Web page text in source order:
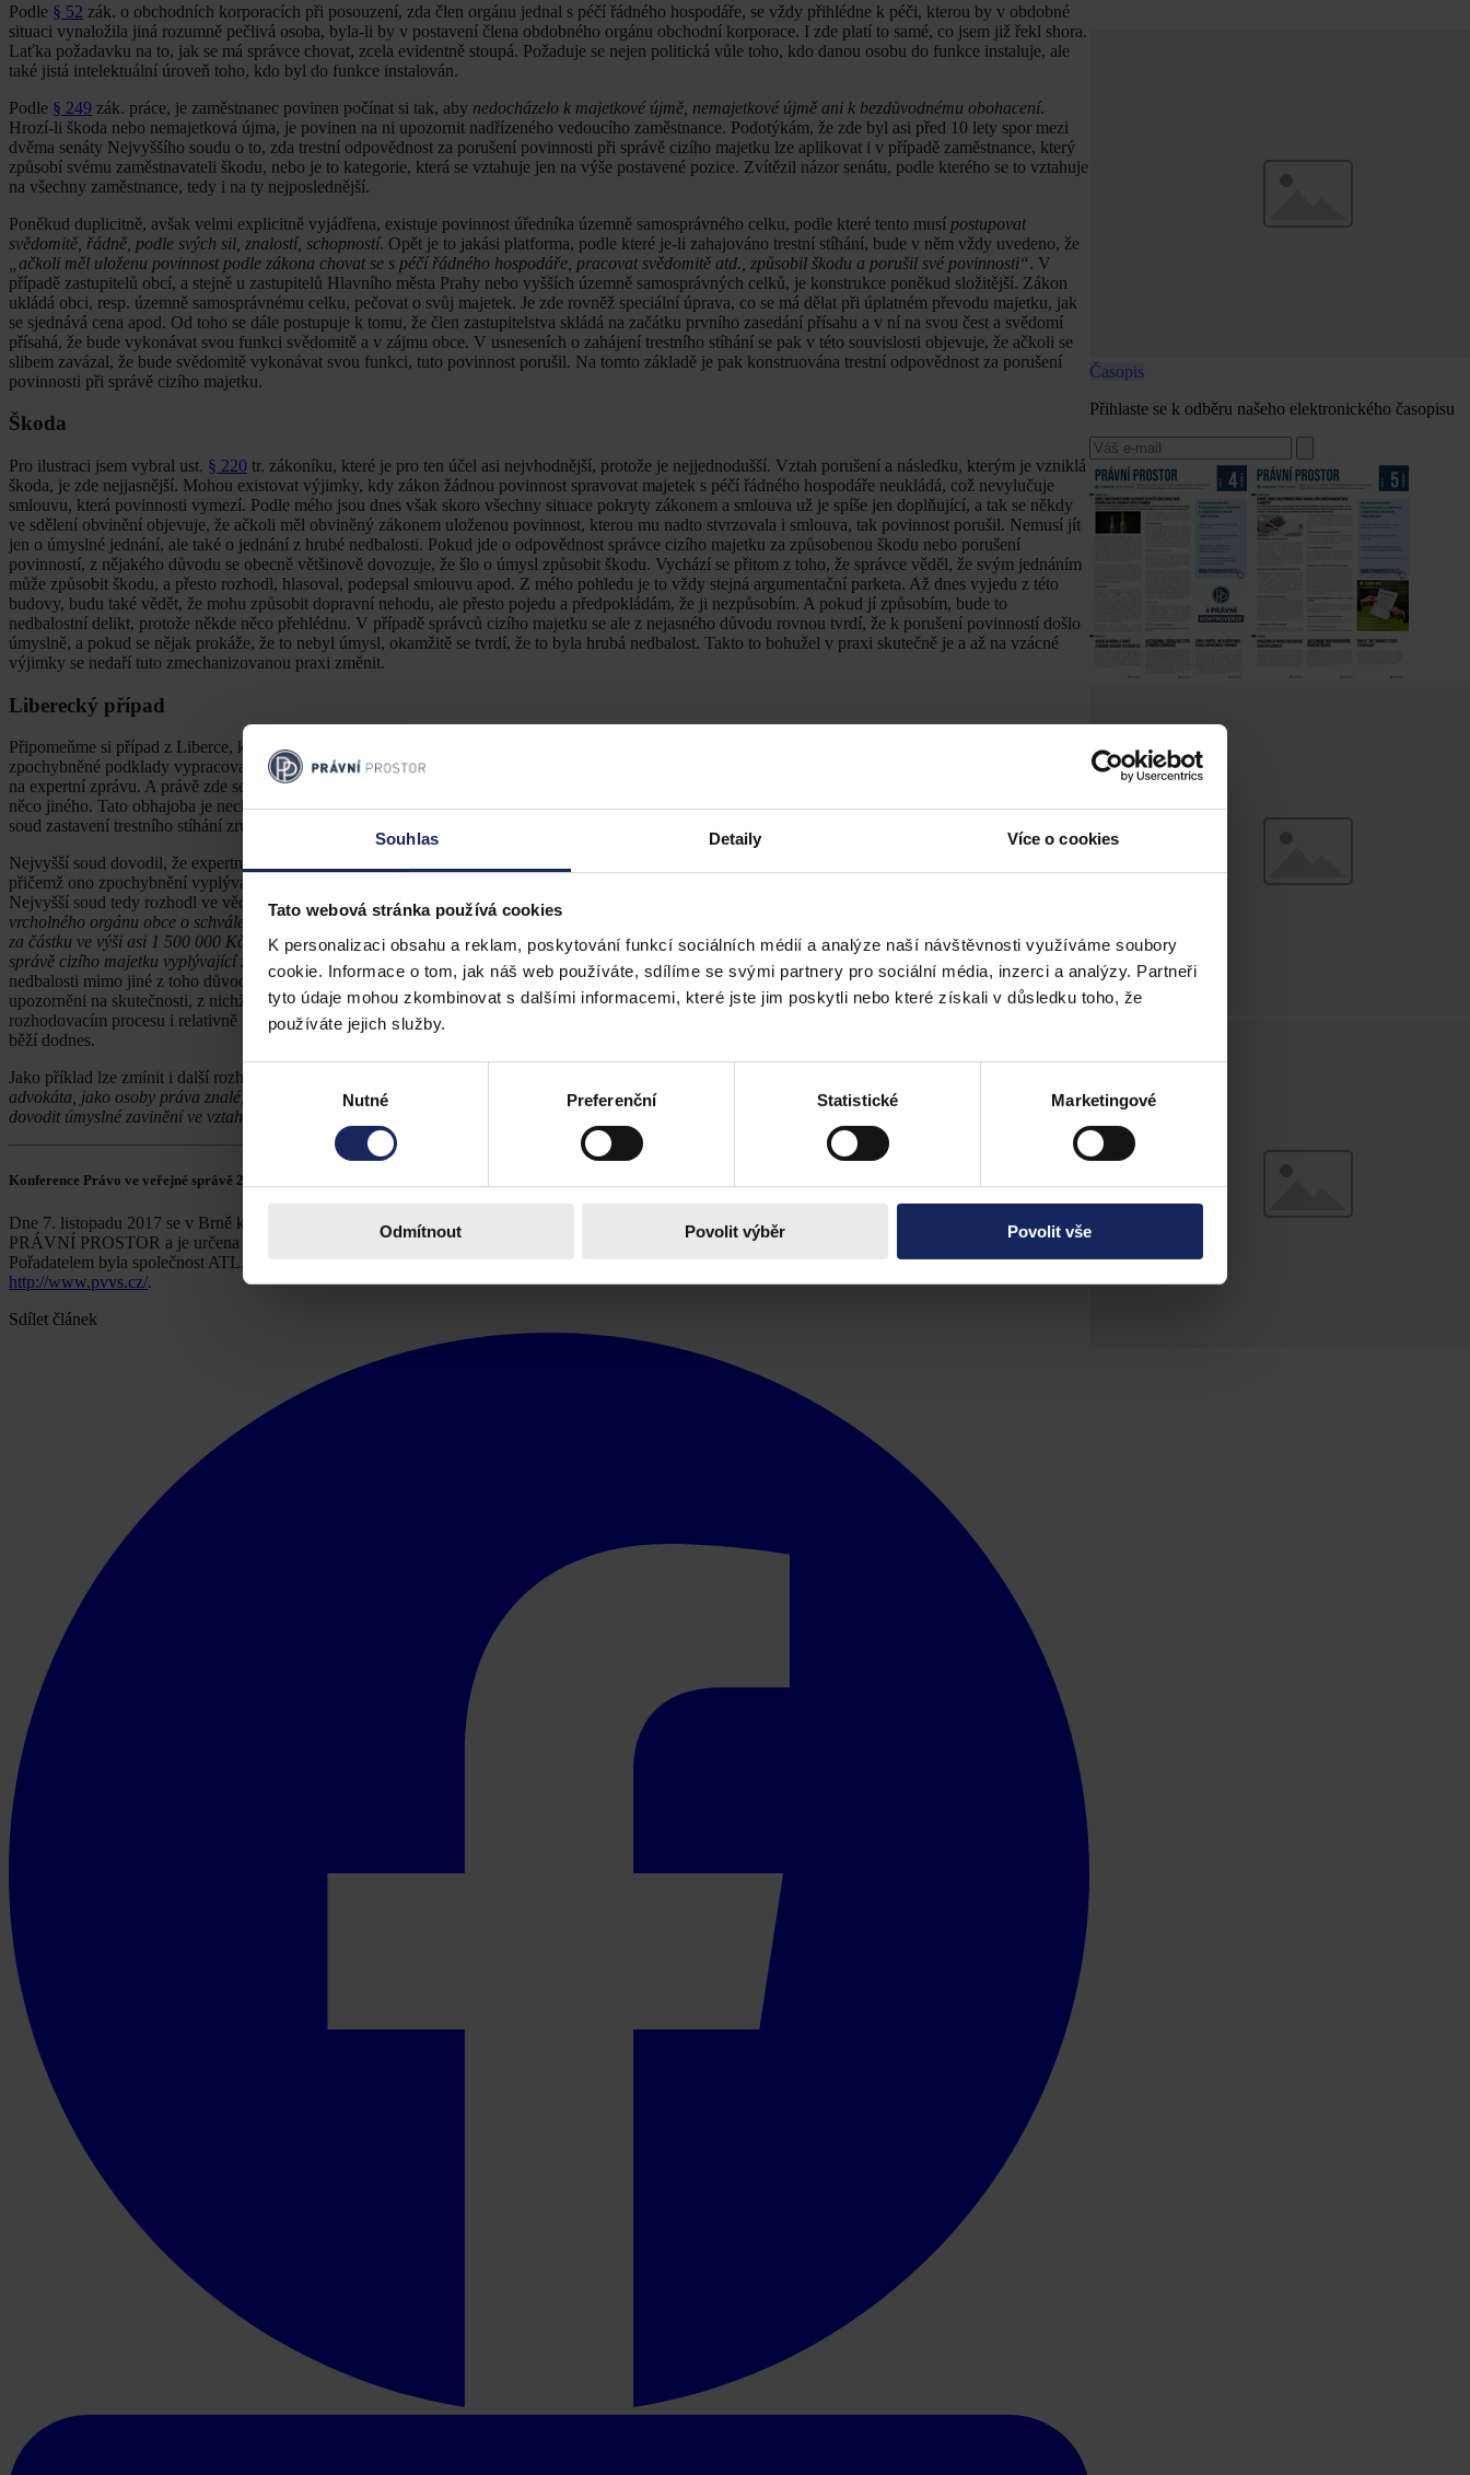
Souhlas Detaily Více o cookies
Tato webová stránka používá cookies
K personalizaci obsahu a reklam, poskytování funkcí sociálních médií a analýze naší návštěvnosti využíváme soubory
cookie. Informace o tom, jak náš web používáte, sdílíme se svými partnery pro sociální média, inzerci a analýzy. Partneři
tyto údaje mohou zkombinovat s dalšími informacemi, které jste jim poskytli nebo které získali v důsledku toho, že
používáte jejich služby.
Výběr
souhlasu
Nutné Preferenční Statistické Marketingové
Odmítnout Povolit výběr Povolit vše
Podle § 52 zák. o obchodních korporacích při posouzení, zda člen orgánu jednal s péčí řádného hospodáře, se vždy přihlédne k péči, kterou by v obdobné
situaci vynaložila jiná rozumně pečlivá osoba, byla-li by v postavení člena obdobného orgánu obchodní korporace. I zde platí to samé, co jsem již řekl shora.
Laťka požadavku na to, jak se má správce chovat, zcela evidentně stoupá. Požaduje se nejen politická vůle toho, kdo danou osobu do funkce instaluje, ale
také jistá intelektuální úroveň toho, kdo byl do funkce instalován.
Podle § 249 zák. práce, je zaměstnanec povinen počínat si tak, aby nedocházelo k majetkové újmě, nemajetkové újmě ani k bezdůvodnému obohacení.
Hrozí-li škoda nebo nemajetková újma, je povinen na ni upozornit nadřízeného vedoucího zaměstnance. Podotýkám, že zde byl asi před 10 lety spor mezi
dvěma senáty Nejvyššího soudu o to, zda trestní odpovědnost za porušení povinnosti při správě cizího majetku lze aplikovat i v případě zaměstnance, který
způsobí svému zaměstnavateli škodu, nebo je to kategorie, která se vztahuje jen na výše postavené pozice. Zvítězil názor senátu, podle kterého se to vztahuje
na všechny zaměstnance, tedy i na ty nejposlednější.
Poněkud duplicitně, avšak velmi explicitně vyjádřena, existuje povinnost úředníka územně samosprávného celku, podle které tento musí postupovat
svědomitě, řádně, podle svých sil, znalostí, schopností. Opět je to jakási platforma, podle které je-li zahajováno trestní stíhání, bude v něm vždy uvedeno, že
„ačkoli měl uloženu povinnost podle zákona chovat se s péčí řádného hospodáře, pracovat svědomitě atd., způsobil škodu a porušil své povinnosti“. V
případě zastupitelů obcí, a stejně u zastupitelů Hlavního města Prahy nebo vyšších územně samosprávných celků, je konstrukce poněkud složitější. Zákon
ukládá obci, resp. územně samosprávnému celku, pečovat o svůj majetek. Je zde rovněž speciální úprava, co se má dělat při úplatném převodu majetku, jak
se sjednává cena apod. Od toho se dále postupuje k tomu, že člen zastupitelstva skládá na začátku prvního zasedání přísahu a v ní na svou čest a svědomí
přísahá, že bude vykonávat svou funkci svědomitě a v zájmu obce. V usneseních o zahájení trestního stíhání se pak v této souvislosti objevuje, že ačkoli se
slibem zavázal, že bude svědomitě vykonávat svou funkci, tuto povinnost porušil. Na tomto základě je pak konstruována trestní odpovědnost za porušení
povinnosti při správě cizího majetku.
Škoda
Pro ilustraci jsem vybral ust. § 220 tr. zákoníku, které je pro ten účel asi nejvhodnější, protože je nejjednodušší. Vztah porušení a následku, kterým je vzniklá
škoda, je zde nejjasnější. Mohou existovat výjimky, kdy zákon žádnou povinnost spravovat majetek s péčí řádného hospodáře neukládá, což nevylučuje
smlouvu, která povinnosti vymezí. Podle mého jsou dnes však skoro všechny situace pokryty zákonem a smlouva už je spíše jen doplňující, a tak se někdy
ve sdělení obvinění objevuje, že ačkoli měl obviněný zákonem uloženou povinnost, kterou mu nadto stvrzovala i smlouva, tak povinnost porušil. Nemusí jít
jen o úmyslné jednání, ale také o jednání z hrubé nedbalosti. Pokud jde o odpovědnost správce cizího majetku za způsobenou škodu nebo porušení
povinností, z nějakého důvodu se obecně většinově dovozuje, že šlo o úmysl způsobit škodu. Vychází se přitom z toho, že správce věděl, že svým jednáním
může způsobit škodu, a přesto rozhodl, hlasoval, podepsal smlouvu apod. Z mého pohledu je to vždy stejná argumentační parketa. Až dnes vyjedu z této
budovy, budu také vědět, že mohu způsobit dopravní nehodu, ale přesto pojedu a předpokládám, že ji nezpůsobím. A pokud jí způsobím, bude to
nedbalostní delikt, protože někde něco přehlédnu. V případě správců cizího majetku se ale z nejasného důvodu rovnou tvrdí, že k porušení povinností došlo
úmyslně, a pokud se nějak prokáže, že to nebyl úmysl, okamžitě se tvrdí, že to byla hrubá nedbalost. Takto to bohužel v praxi skutečně je a až na vzácné
výjimky se nedaří tuto zmechanizovanou praxi změnit.
Liberecký případ
Připomeňme si případ z Liberce, který se táhne už řadu let, kdy zastupitelné nešťastně odhlasovali prodej obecního majetku, spolehli se přitom na
zpochybněné podklady vypracované magistrátem Města Liberec, Odborem rozvojových projektů, který běžně takové převody připravoval, tedy spolehli se
na expertní zprávu. A právě zde se jeden zastupitel odvolával na to, že je lékař, ceny nemovitostí nezná, druhý zase, že je silnoproudový inženýr, další zase
něco jiného. Tato obhajoba je nechránila před trestním stíháním. Nicméně posléze bylo trestní stíhání zastaveno, k dovolání státního zástupce pak Nejvyšší
soud zastavení trestního stíhání zrušil.
Nejvyšší soud dovodil, že expertní stanovisko nebylo úplné, což si zastupitelé měli uvědomit, neměli se spolehnout na takto zpochybněné stanovisko,
přičemž ono zpochybnění vyplývalo z toho, že jeden ze zastupitelů, který byl notoricky známý svým nesouhlasem se vším, řekl, že se mu cena zdá nízká.
Nejvyšší soud tedy rozhodl ve věci
sp. zn. 5 Tdo 827/2012tak, že:„Jestliže obvinění jako členové zastupitelstva obce (města) rozhodli na zasedání tohoto
vrcholného orgánu obce o schválení prodeje nemovitého majetku obce za podstatně nižší kupní cenu, než jaká byla v daném místě a čase dosažitelná (např.
za částku ve výši asi 1 500 000 Kč, ačkoli dosažitelná cena byla asi 5 000 000 Kč), lze v tomto jednání spatřovat porušení povinnosti při opatrování nebo
správě cizího majetku vyplývající zejména z
§ 39 odst. 2 § 85 písm. a) zákona č. 128/2000 Sb., o obcích (obecní zřízení).“
Hovoří se zde dále o hrubé
nedbalosti mimo jiné z toho důvodu, že na zasedání zastupitelstva obce, na níž se rozhodovalo o schválení prodeje majetku, byli zastupitelé jinými členy
upozorněni na skutečnosti, z nichž vyplývala možnost příliš nízké kupní ceny. Podstatné je to, že expertní stanovisko může být zpochybněno při
rozhodovacím procesu i relativně marginálními námitkami. To, že zastupitelé je v dané chvíli víceméně ignorovali, se posléze ukázalo osudným. Tato kauza
běží dodnes.
Jako příklad lze zmínit i další rozhodnutí, tentokráte usnesení Nejvyššího soudu
advokáta, jako osoby práva znalé, aniž by měly nějaké věrohodné signály, z nichž by mohly dovodit nesprávnost takových informací, nelze u nich zpravidla
dovodit úmyslné zavinění ve vztahu k vzniku tvrzené škody na podkladě jejich jednání v právním smyslu.“
Konference Právo ve veřejné správě 2017
Dne 7. listopadu 2017 se v Brně konal již 6. ročník odborné konference Právo ve veřejné správě. Konference tematicky navazuje na odborný kongres
PRÁVNÍ PROSTOR a je určena pro zástupce z řad státní správy a samosprávy. Letos vystoupilo 7 přednášejících odborníků z oblasti právní praxe i teorie.
Pořadatelem byla společnost ATLAS consulting, člen skupiny Atlas group, pod mediální patronací právního portálu Právní prostor.cz. Více na
http://www.pvvs.cz/.
Sdílet článek
Časopis
Přihlaste se k odběru našeho elektronického časopisu